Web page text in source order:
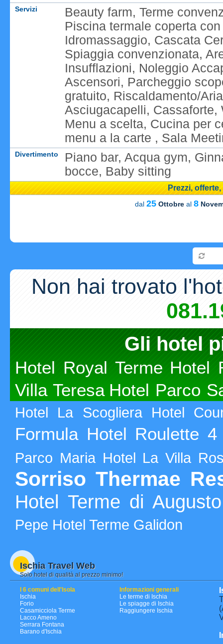
Servizi
Beauty farm, Terme
Piscina termale coperta
Idromassaggio, Cascata
Spiaggia convenzionata,
Insufflazioni, Noleggio
Ascensori, Parcheggio
gratuito, Riscaldamento/
Asciugacapelli, Cassaforte,
Menu a scelta, Cucina per
menu a la carte , Sala
Divertimento
Piano bar, Acqua gym,
bocce, Baby sitting
Prezzi,
dal 25 Ottobre al 8
Non hai trovato
Gli hotel
Hotel Royal Terme Hotel
Villa Teresa Hotel Parco
Hotel La Scogliera Hotel
Formula Hotel Roulette
Parco Maria Hotel La Villa
Sorriso Thermae
Hotel Terme di Augusto
Pepe Hotel Terme Galidon
Ischia Travel Web
Solo hotel di qualità al prezzo minimo!
I 6 comuni dell'Isola
Ischia
Forio
Casamicciola Terme
Lacco Ameno
Serrara Fontana
Barano d'Ischia
Informazioni generali
Le terme di Ischia
Le spiagge di Ischia
Raggiungere Ischia